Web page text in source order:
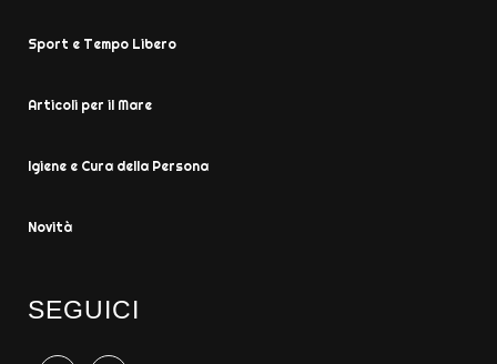
Sport e Tempo Libero
Articoli per il Mare
Igiene e Cura della Persona
Novità
SEGUICI